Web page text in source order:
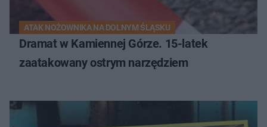
ATAK NOŻOWNIKA NA DOLNYM ŚLĄSKU
Dramat w Kamiennej Górze. 15-latek
zaatakowany ostrym narzędziem